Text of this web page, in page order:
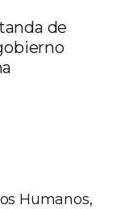
de
Humanos,